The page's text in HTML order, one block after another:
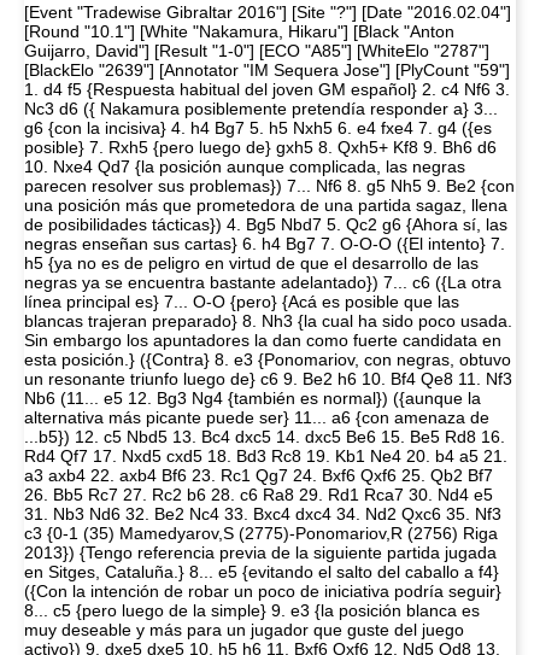
[Event "Tradewise Gibraltar 2016"] [Site "?"] [Date "2016.02.04"]
[Round "10.1"] [White "Nakamura, Hikaru"] [Black "Anton
Guijarro, David"] [Result "1-0"] [ECO "A85"] [WhiteElo "2787"]
[BlackElo "2639"] [Annotator "IM Sequera Jose"] [PlyCount "59"]
1. d4 f5 {Respuesta habitual del joven GM español} 2. c4 Nf6 3.
Nc3 d6 ({ Nakamura posiblemente pretendía responder a} 3...
g6 {con la incisiva} 4. h4 Bg7 5. h5 Nxh5 6. e4 fxe4 7. g4 ({es
posible} 7. Rxh5 {pero luego de} gxh5 8. Qxh5+ Kf8 9. Bh6 d6
10. Nxe4 Qd7 {la posición aunque complicada, las negras
parecen resolver sus problemas}) 7... Nf6 8. g5 Nh5 9. Be2 {con
una posición más que prometedora de una partida sagaz, llena
de posibilidades tácticas}) 4. Bg5 Nbd7 5. Qc2 g6 {Ahora sí, las
negras enseñan sus cartas} 6. h4 Bg7 7. O-O-O ({El intento} 7.
h5 {ya no es de peligro en virtud de que el desarrollo de las
negras ya se encuentra bastante adelantado}) 7... c6 ({La otra
línea principal es} 7... O-O {pero} {Acá es posible que las
blancas trajeran preparado} 8. Nh3 {la cual ha sido poco usada.
Sin embargo los apuntadores la dan como fuerte candidata en
esta posición.} ({Contra} 8. e3 {Ponomariov, con negras, obtuvo
un resonante triunfo luego de} c6 9. Be2 h6 10. Bf4 Qe8 11. Nf3
Nb6 (11... e5 12. Bg3 Ng4 {también es normal}) ({aunque la
alternativa más picante puede ser} 11... a6 {con amenaza de
...b5}) 12. c5 Nbd5 13. Bc4 dxc5 14. dxc5 Be6 15. Be5 Rd8 16.
Rd4 Qf7 17. Nxd5 cxd5 18. Bd3 Rc8 19. Kb1 Ne4 20. b4 a5 21.
a3 axb4 22. axb4 Bf6 23. Rc1 Qg7 24. Bxf6 Qxf6 25. Qb2 Bf7
26. Bb5 Rc7 27. Rc2 b6 28. c6 Ra8 29. Rd1 Rca7 30. Nd4 e5
31. Nb3 Nd6 32. Be2 Nc4 33. Bxc4 dxc4 34. Nd2 Qxc6 35. Nf3
c3 {0-1 (35) Mamedyarov,S (2775)-Ponomariov,R (2756) Riga
2013}) {Tengo referencia previa de la siguiente partida jugada
en Sitges, Cataluña.} 8... e5 {evitando el salto del caballo a f4}
({Con la intención de robar un poco de iniciativa podría seguir}
8... c5 {pero luego de la simple} 9. e3 {la posición blanca es
muy deseable y más para un jugador que guste del juego
activo}) 9. dxe5 dxe5 10. h5 h6 11. Bxf6 Qxf6 12. Nd5 Qd8 13.